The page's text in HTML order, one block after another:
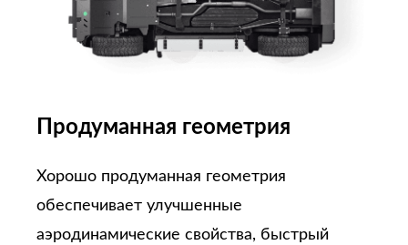
Продуманная геометрия
Хорошо продуманная геометрия
обеспечивает улучшенные
аэродинамические свойства, быстрый